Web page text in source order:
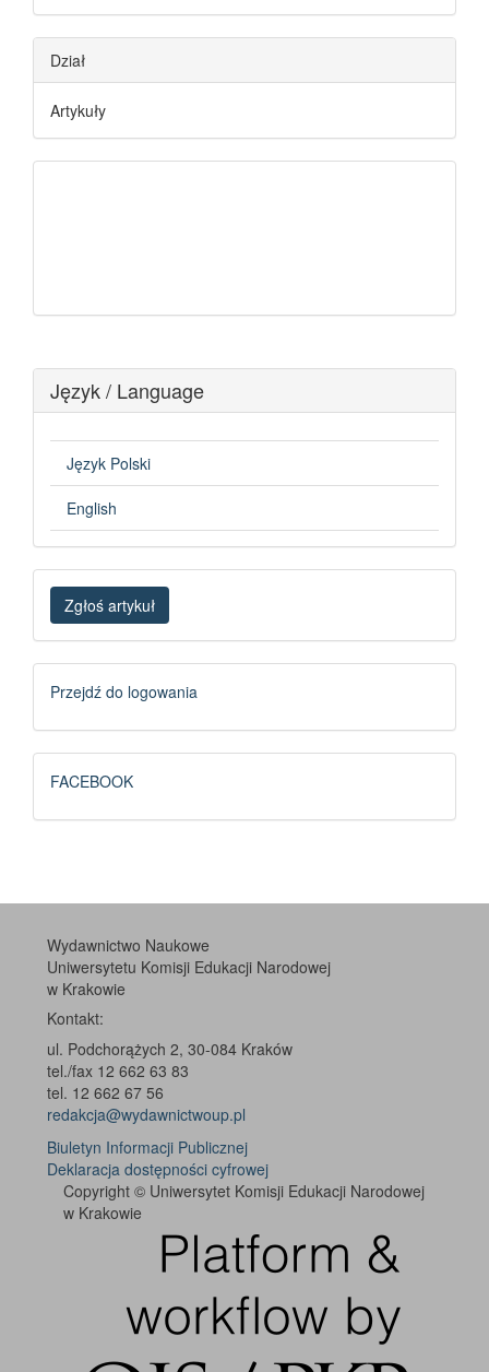
Dział
Artykuły
Język / Language
Język Polski
English
Zgłoś
artykuł
Zgłoś artykuł
Logowanie
Przejdź do logowania
FB
FACEBOOK
Wydawnictwo Naukowe
Uniwersytetu Komisji Edukacji Narodowej
w Krakowie
Kontakt:
ul. Podchorążych 2, 30-084 Kraków
tel./fax 12 662 63 83
tel. 12 662 67 56
redakcja@wydawnictwoup.pl
Biuletyn Informacji Publicznej
Deklaracja dostępności cyfrowej
Copyright © Uniwersytet Komisji Edukacji Narodowej
w Krakowie